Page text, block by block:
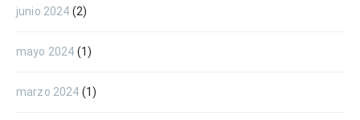
junio 2024 (2)
mayo 2024 (1)
marzo 2024 (1)